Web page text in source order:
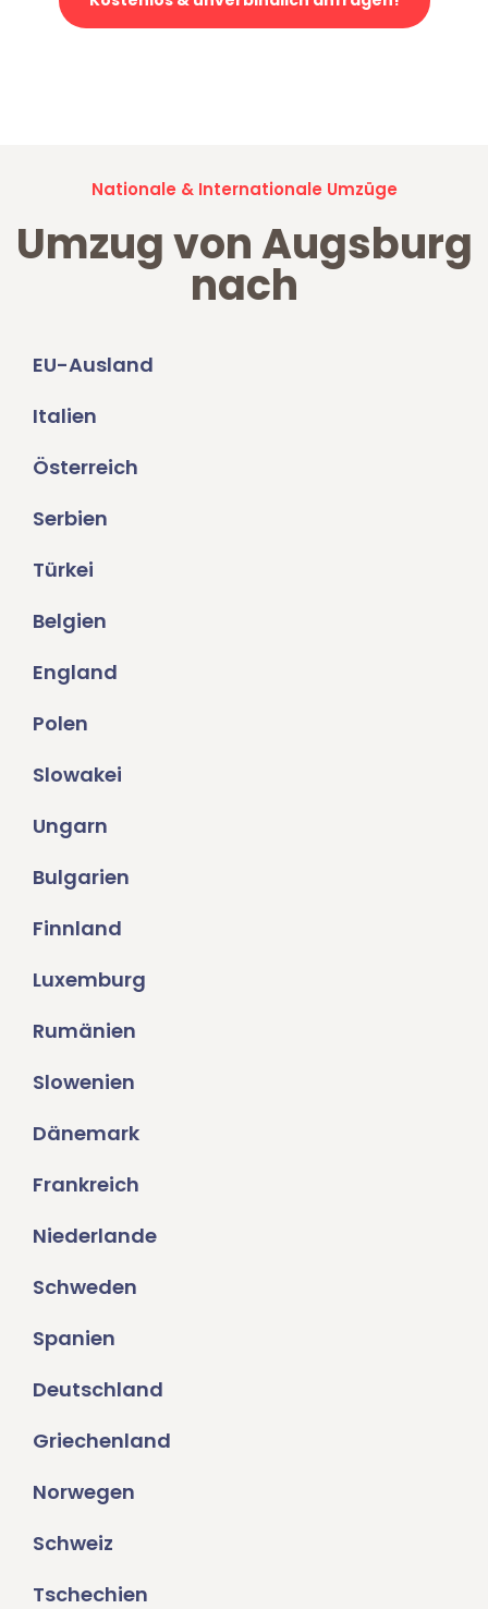
Nationale & Internationale Umzüge
Umzug von Augsburg
nach
EU-Ausland
Italien
Österreich
Serbien
Türkei
Belgien
England
Polen
Slowakei
Ungarn
Bulgarien
Finnland
Luxemburg
Rumänien
Slowenien
Dänemark
Frankreich
Niederlande
Schweden
Spanien
Deutschland
Griechenland
Norwegen
Schweiz
Tschechien